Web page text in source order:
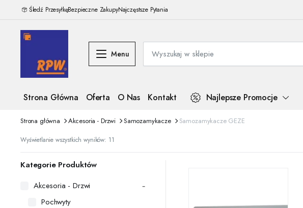
Śledź PrzesyłkęBezpieczne ZakupyNajczęstsze Pytania
Menu
Strona Główna Oferta O Nas Kontakt Najlepsze Promocje
Strona główna Akcesoria - Drzwi Samozamykacze Samozamykacze GEZE
Wyświetlanie wszystkich wyników: 11
Kategorie Produktów
Akcesoria - Drzwi
Pochwyty